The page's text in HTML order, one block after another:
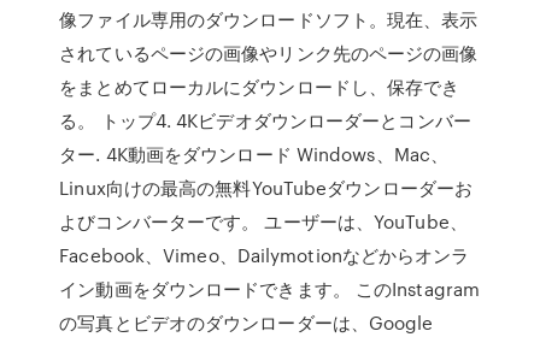
像ファイル専用のダウンロードソフト。現在、表示
されているページの画像やリンク先のページの画像
をまとめてローカルにダウンロードし、保存でき
る。 トップ4. 4Kビデオダウンローダーとコンバー
ター. 4K動画をダウンロード Windows、Mac、
Linux向けの最高の無料YouTubeダウンローダーお
よびコンバーターです。 ユーザーは、YouTube、
Facebook、Vimeo、Dailymotionなどからオンラ
イン動画をダウンロードできます。 このInstagram
の写真とビデオのダウンローダーは、Google